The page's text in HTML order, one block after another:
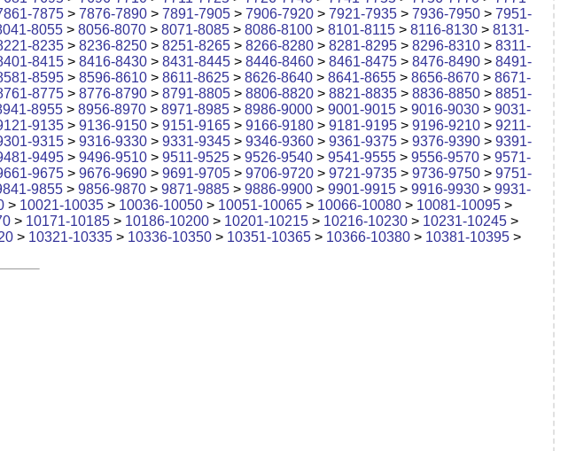
7875 > 7876-7890 > 7891-7905 > 7906-7920 > 7921-7935 > 7936-7950 > 7951-
8055 > 8056-8070 > 8071-8085 > 8086-8100 > 8101-8115 > 8116-8130 > 8131-
8235 > 8236-8250 > 8251-8265 > 8266-8280 > 8281-8295 > 8296-8310 > 8311-
8415 > 8416-8430 > 8431-8445 > 8446-8460 > 8461-8475 > 8476-8490 > 8491-
8595 > 8596-8610 > 8611-8625 > 8626-8640 > 8641-8655 > 8656-8670 > 8671-
8775 > 8776-8790 > 8791-8805 > 8806-8820 > 8821-8835 > 8836-8850 > 8851-
8955 > 8956-8970 > 8971-8985 > 8986-9000 > 9001-9015 > 9016-9030 > 9031-
9135 > 9136-9150 > 9151-9165 > 9166-9180 > 9181-9195 > 9196-9210 > 9211-
9315 > 9316-9330 > 9331-9345 > 9346-9360 > 9361-9375 > 9376-9390 > 9391-
9495 > 9496-9510 > 9511-9525 > 9526-9540 > 9541-9555 > 9556-9570 > 9571-
9675 > 9676-9690 > 9691-9705 > 9706-9720 > 9721-9735 > 9736-9750 > 9751-
9855 > 9856-9870 > 9871-9885 > 9886-9900 > 9901-9915 > 9916-9930 > 9931-
> 10021-10035 > 10036-10050 > 10051-10065 > 10066-10080 > 10081-10095 >
> 10171-10185 > 10186-10200 > 10201-10215 > 10216-10230 > 10231-10245 >
> 10321-10335 > 10336-10350 > 10351-10365 > 10366-10380 > 10381-10395 >